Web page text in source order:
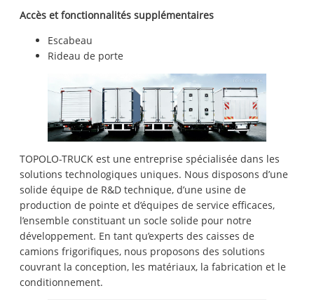
Accès et fonctionnalités supplémentaires
Escabeau
Rideau de porte
TOPOLO-TRUCK est une entreprise spécialisée dans les
solutions technologiques uniques. Nous disposons d’une
solide équipe de R&D technique, d’une usine de
production de pointe et d’équipes de service efficaces,
l’ensemble constituant un socle solide pour notre
développement. En tant qu’experts des caisses de
camions frigorifiques, nous proposons des solutions
couvrant la conception, les matériaux, la fabrication et le
conditionnement.